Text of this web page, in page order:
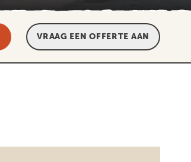
VRAAG EEN OFFERTE AAN